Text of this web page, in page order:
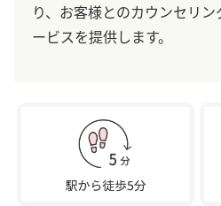
り、お客様とのカウンセリ
ービスを提供します。